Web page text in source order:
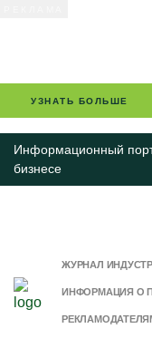
УЗНАТЬ БОЛЬШЕ
Информационный
бизнесе
ЖУРНАЛ
ИНФОРМАЦИЯ О